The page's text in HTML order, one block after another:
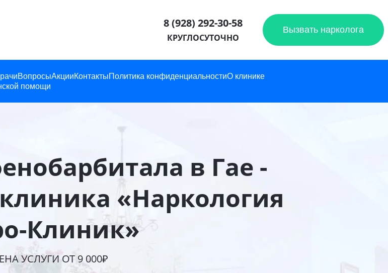
8 (928) 292-30-58
КРУГЛОСУТОЧНО
Вызвать нарколога
ВопросыАкцииКонтактыПолитика конфиденциальностиО клинике
помощи
в Гае -
«Наркология
Клиник»
УСЛУГИ ОТ 9 000₽